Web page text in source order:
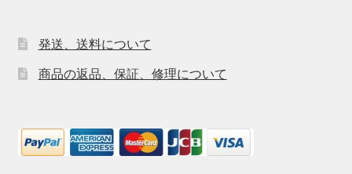
発送、送料について
商品の返品、保証、修理について